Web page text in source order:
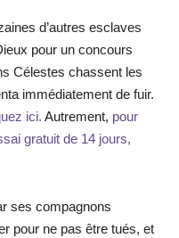
d’autres esclaves
pour un concours
Célestes chassent les
immédiatement de fuir.
ici. Autrement, pour
gratuit de 14 jours,
ses compagnons
pour ne pas être tués, et